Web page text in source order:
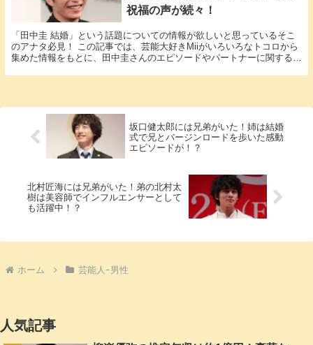
祝福の声が続々！
「田中圭 結婚」という話題についての情報が欲しいと思っているそこ
のアナタ必見！ この記事では、芸能大好きMiiがいろいろなトコロから
集めた情報をもとに、田中圭さんのエピソードやパートナーに関する
坂口健太郎には兄弟がいた！姉は結婚
式で兄とバージンロードを歩いた感動
エピソードが！？
北村匠海には兄弟がいた！弟の北村太
樹は美容師でインフルエンサーとして
も活躍中！？
ホーム 芸能人ｰ男性
人気記事